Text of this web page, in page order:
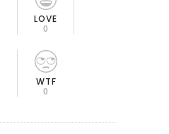
LOVE
0
WTF
0